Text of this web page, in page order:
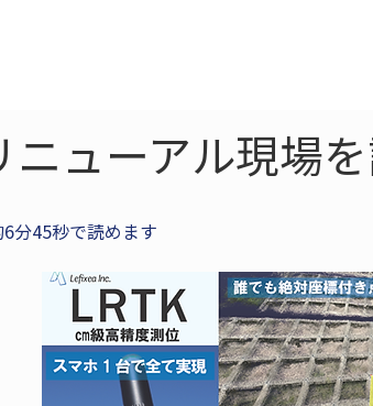
ニューアル現場
分45秒で読めます